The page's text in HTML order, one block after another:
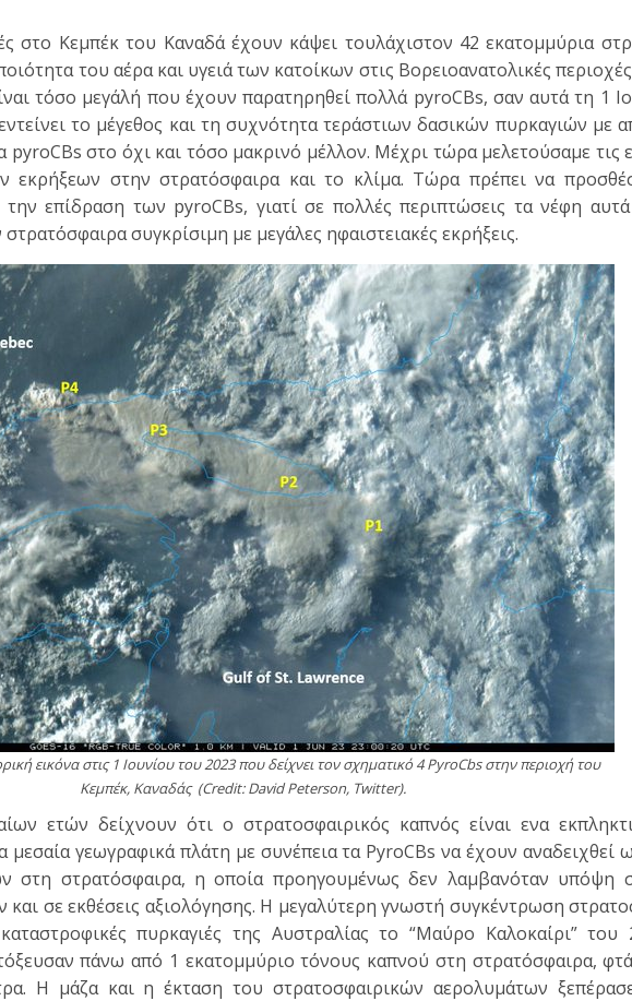
στο Κεμπέκ του Καναδά έχουν κάψει τουλάχιστον 42 εκατομμύρια
του αέρα και υγειά των κατοίκων στις Βορειοανατολικές
τόσο μεγάλή που έχουν παρατηρηθεί πολλά pyroCBs, σαν αυτά τη 1
το μέγεθος και τη συχνότητα τεράστιων δασικών πυρκαγιών με
στο όχι και τόσο μακρινό μέλλον. Μέχρι τώρα μελετούσαμε τις
εκρήξεων στην στρατόσφαιρα και το κλίμα. Τώρα πρέπει να
την επίδραση των pyroCBs, γιατί σε πολλές περιπτώσεις τα νέφη
συγκρίσιμη με μεγάλες ηφαιστειακές εκρήξεις.
εικόνα στις 1 Ιουνίου του 2023 που δείχνει τον σχηματικό 4 PyroCbs στην περιοχή του
Κεμπέκ, Καναδάς (Credit: David Peterson, Twitter).
ετών δείχνουν ότι ο στρατοσφαιρικός καπνός είναι ενα
μεσαία γεωγραφικά πλάτη με συνέπεια τα PyroCBs να έχουν αναδειχθεί
στη στρατόσφαιρα, η οποία προηγουμένως δεν λαμβανόταν υπόψη
και σε εκθέσεις αξιολόγησης. Η μεγαλύτερη γνωστή συγκέντρωση
πυρκαγιές της Αυστραλίας το “Μαύρο Καλοκαίρι” του
πάνω από 1 εκατομμύριο τόνους καπνού στη στρατόσφαιρα,
Η μάζα και η έκταση του στρατοσφαιρικών αερολυμάτων